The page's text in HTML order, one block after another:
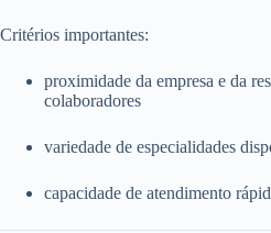
Critérios importantes:
proximidade da empresa e da
colaboradores
variedade de especialidades
capacidade de atendimento